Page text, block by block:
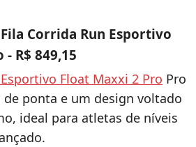
Fila Corrida Run Esportivo
R$ 849,15
Float Maxxi 2 Pro Pro
ponta e um design voltado
ideal para atletas de níveis